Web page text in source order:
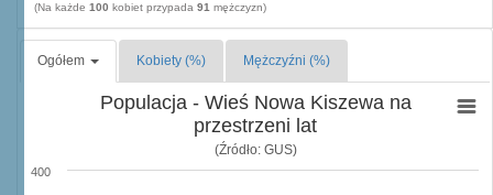
(Na każde 100 kobiet przypada 91 mężczyzn)
Ogółem Kobiety (%) Mężczyźni (%)
Populacja - Wieś Nowa Kiszewa na
przestrzeni lat
(Źródło: GUS)
400